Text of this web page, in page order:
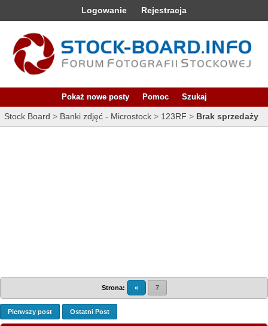
Logowanie Rejestracja
Pokaż nowe posty Pomoc Szukaj
Stock Board > Banki zdjęć - Microstock > 123RF > Brak sprzedaży
Strona: « 7
Pierwszy post Ostatni Post